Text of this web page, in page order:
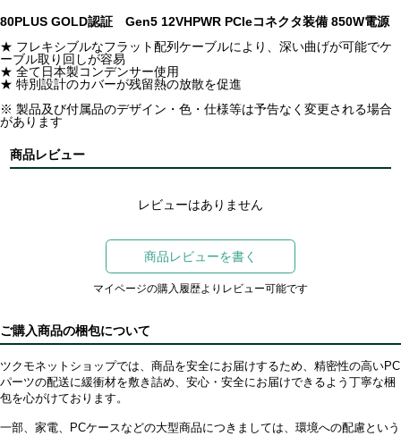
80PLUS GOLD認証 Gen5 12VHPWR PCIeコネクタ装備 850W電源
★ フレキシブルなフラット配列ケーブルにより、深い曲げが可能でケ
ーブル取り回しが容易
★ 全て日本製コンデンサー使用
★ 特別設計のカバーが残留熱の放散を促進
※ 製品及び付属品のデザイン・色・仕様等は予告なく変更される場合
があります
商品レビュー
レビューはありません
商品レビューを書く
マイページの購入履歴よりレビュー可能です
ご購入商品の梱包について
ツクモネットショップでは、商品を安全にお届けするため、精密性の高いPC
パーツの配送に緩衝材を敷き詰め、安心・安全にお届けできるよう丁寧な梱
包を心がけております。
一部、家電、PCケースなどの大型商品につきましては、環境への配慮という